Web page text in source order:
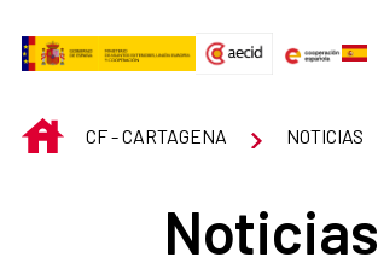
INICIOCF - CARTAGENA NOTICIAS
Noticias